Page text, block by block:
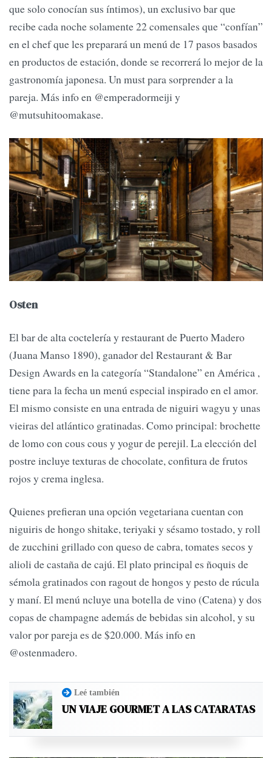
que solo conocían sus íntimos), un exclusivo bar que
recibe cada noche solamente 22 comensales que “confían”
en el chef que les preparará un menú de 17 pasos basados
en productos de estación, donde se recorrerá lo mejor de la
gastronomía japonesa. Un must para sorprender a la
pareja. Más info en @emperadormeiji y
@mutsuhitoomakase.
Osten
El bar de alta coctelería y restaurant de Puerto Madero
(Juana Manso 1890), ganador del Restaurant & Bar
Design Awards en la categoría “Standalone” en América ,
tiene para la fecha un menú especial inspirado en el amor.
El mismo consiste en una entrada de niguiri wagyu y unas
vieiras del atlántico gratinadas. Como principal: brochette
de lomo con cous cous y yogur de perejil. La elección del
postre incluye texturas de chocolate, confitura de frutos
rojos y crema inglesa.
Quienes prefieran una opción vegetariana cuentan con
niguiris de hongo shitake, teriyaki y sésamo tostado, y roll
de zucchini grillado con queso de cabra, tomates secos y
alioli de castaña de cajú. El plato principal es ñoquis de
sémola gratinados con ragout de hongos y pesto de rúcula
y maní. El menú ncluye una botella de vino (Catena) y dos
copas de champagne además de bebidas sin alcohol, y su
valor por pareja es de $20.000. Más info en
@ostenmadero.
Leé también
UN VIAJE GOURMET A LAS CATARATAS